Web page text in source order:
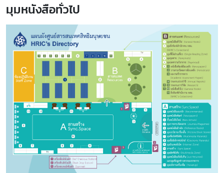
มุมหนังสือทั่วไป